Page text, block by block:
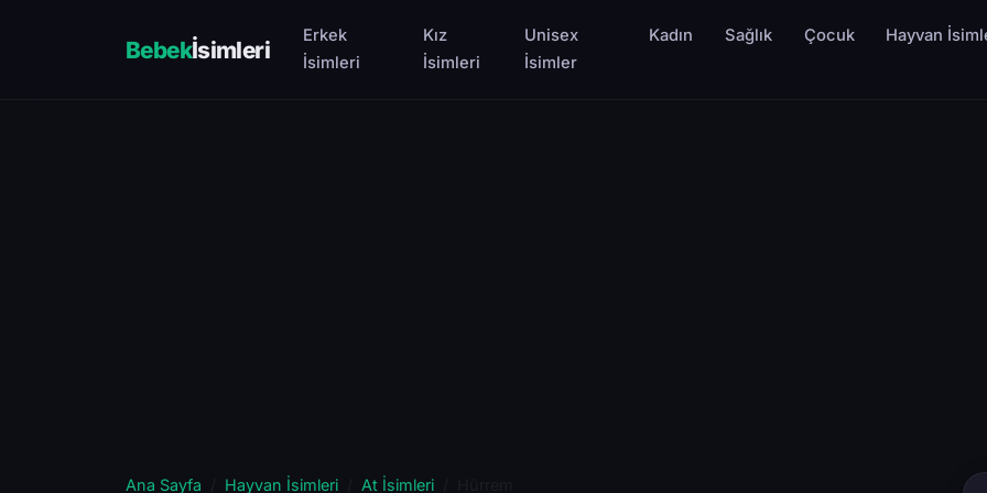
Bebekİsimleri
Erkek
İsimleri
Kız
İsimleri
Unisex
İsimler
Kadın Sağlık Çocuk Hayvan
Ana Sayfa Hayvan İsimleri At İsimleri